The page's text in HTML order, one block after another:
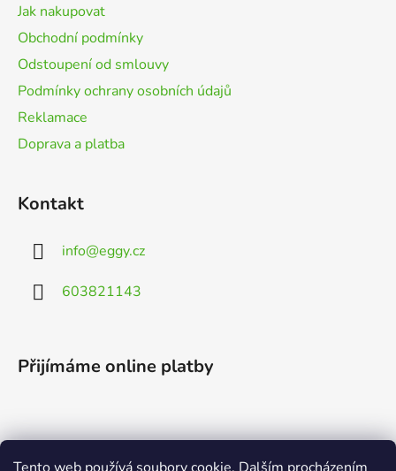
Jak nakupovat
Obchodní podmínky
Odstoupení od smlouvy
Podmínky ochrany osobních údajů
Reklamace
Doprava a platba
Kontakt
info@eggy.cz
603821143
Přijímáme online platby